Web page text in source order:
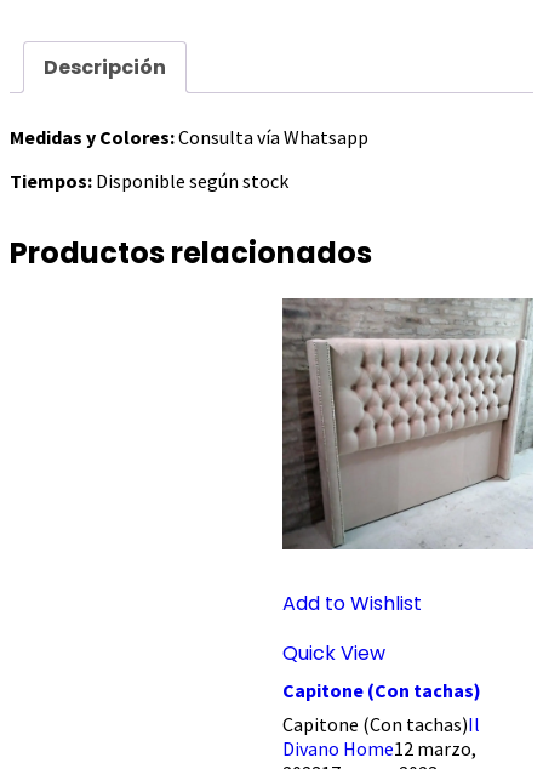
Descripción
Medidas y Colores:Consulta vía Whatsapp
Tiempos: Disponible según stock
Productos relacionados
Add to Wishlist
Quick View
Capitone (Con tachas)
Capitone (Con tachas)Il
Divano Home12 marzo,